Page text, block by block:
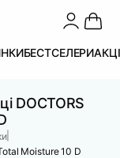
БЕСТСЕЛЕРИ
DOCTORS
|
Moisture 10 D